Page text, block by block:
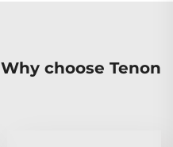
Why choose Tenon قفل باب ذو رمز رقمي?